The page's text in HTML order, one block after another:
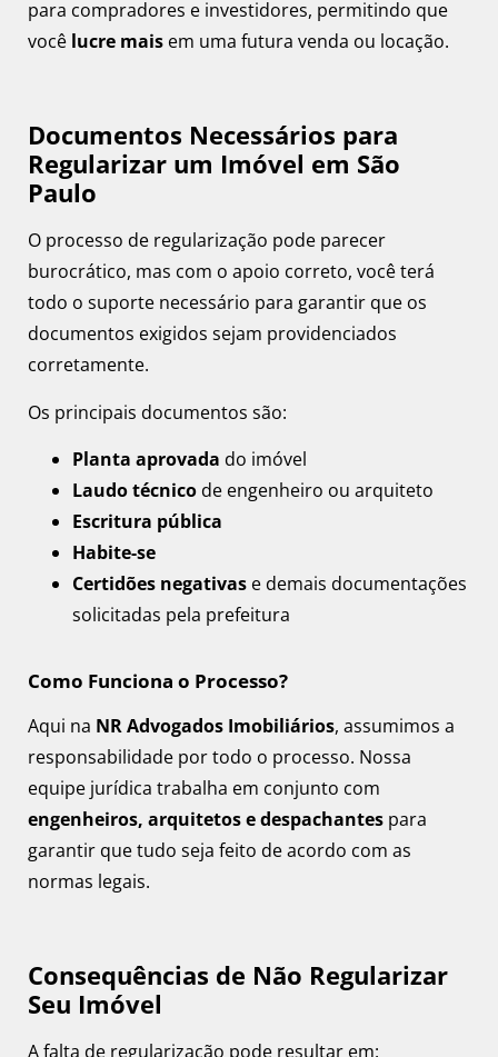
para compradores e investidores, permitindo que
você lucre mais em uma futura venda ou locação.
Documentos Necessários para
Regularizar um Imóvel em São
Paulo
O processo de regularização pode parecer
burocrático, mas com o apoio correto, você terá
todo o suporte necessário para garantir que os
documentos exigidos sejam providenciados
corretamente.
Os principais documentos são:
Planta aprovada do imóvel
Laudo técnico de engenheiro ou arquiteto
Escritura pública
Habite-se
Certidões negativas e demais documentações
solicitadas pela prefeitura
Como Funciona o Processo?
Aqui na NR Advogados Imobiliários, assumimos a
responsabilidade por todo o processo. Nossa
equipe jurídica trabalha em conjunto com
engenheiros, arquitetos e despachantes para
garantir que tudo seja feito de acordo com as
normas legais.
Consequências de Não Regularizar
Seu Imóvel
A falta de regularização pode resultar em: